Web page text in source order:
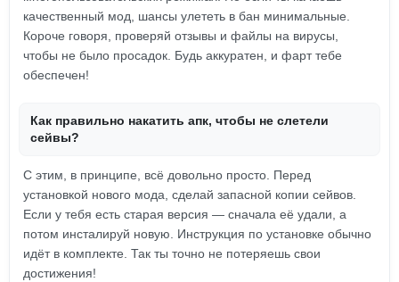
качественный мод, шансы улететь в бан минимальные.
Короче говоря, проверяй отзывы и файлы на вирусы,
чтобы не было просадок. Будь аккуратен, и фарт тебе
обеспечен!
Как правильно накатить апк, чтобы не слетели
сейвы?
С этим, в принципе, всё довольно просто. Перед
установкой нового мода, сделай запасной копии сейвов.
Если у тебя есть старая версия — сначала её удали, а
потом инсталируй новую. Инструкция по установке обычно
идёт в комплекте. Так ты точно не потеряешь свои
достижения!